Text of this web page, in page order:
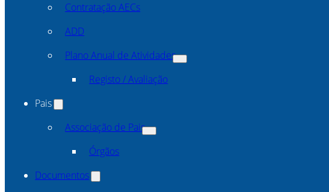
Contratação AECs
ADD
Plano Anual de Atividades
Registo / Avaliação
Pais
Associação de Pais
Órgãos
Documentos